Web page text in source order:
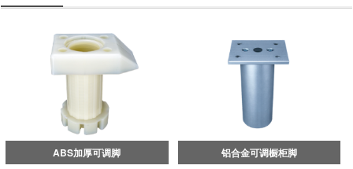
ABS加厚可调脚 铝合金可调橱柜脚